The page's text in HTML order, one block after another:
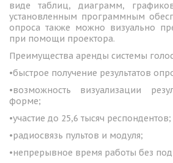
виде таблиц, диаграмм,
установленным программным
опроса также можно визуально
при помощи проектора.
Преимущества аренды системы
•быстрое получение результатов
•возможность визуализации
форме;
•участие до 25,6 тысяч респондентов;
•радиосвязь пультов и модуля;
•непрерывное время работы без